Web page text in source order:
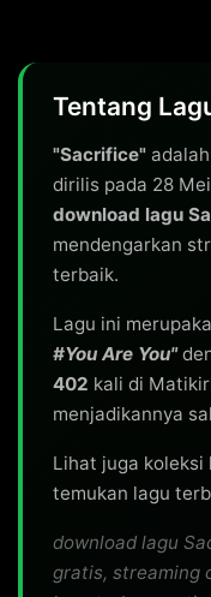
Tentang
"Sacrifice"
dirilis pada 28
download lagu
mendengarkan
terbaik.
Lagu ini
#You Are You"
402 kali di
menjadikannya
Lihat juga koleksi
temukan lagu
download lagu
gratis, streaming